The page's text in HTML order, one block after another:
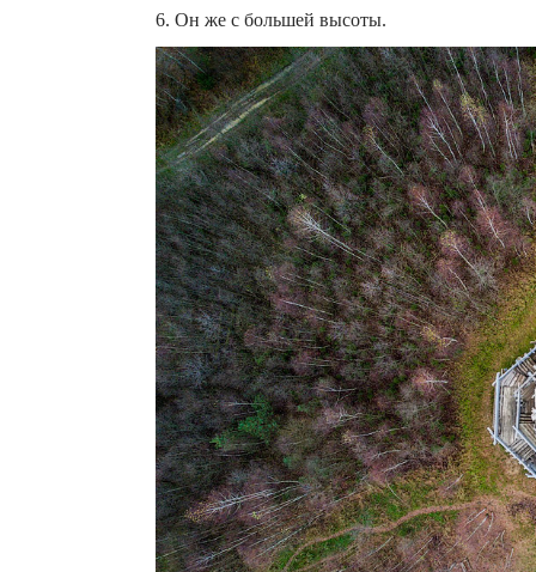
6. Он же с большей высоты.